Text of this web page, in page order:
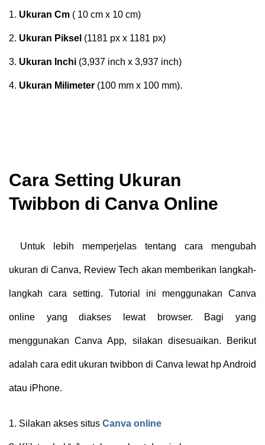
1. Ukuran Cm ( 10 cm x 10 cm)
2. Ukuran Piksel (1181 px x 1181 px)
3. Ukuran Inchi (3,937 inch x 3,937 inch)
4. Ukuran Milimeter (100 mm x 100 mm).
Cara Setting Ukuran
Twibbon di Canva Online
Untuk lebih memperjelas tentang cara mengubah
ukuran di Canva, Review Tech akan memberikan langkah-
langkah cara setting. Tutorial ini menggunakan Canva
online yang diakses lewat browser. Bagi yang
menggunakan Canva App, silakan disesuaikan. Berikut
adalah cara edit ukuran twibbon di Canva lewat hp Android
atau iPhone.
1. Silakan akses situs Canva online